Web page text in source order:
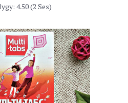
4.50 (2 Ses)